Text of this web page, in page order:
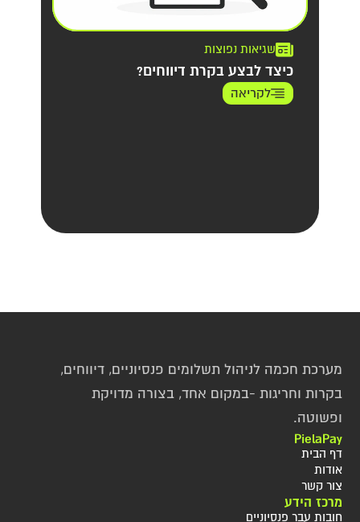
שגיאות נפוצות
כיצד לבצע בקרת דיווחים?
לקריאה
ופשוטה.
מרכז הידע
חובות עבר פנסיוניים
PielaPay
דף הבית
אודות
צור קשר